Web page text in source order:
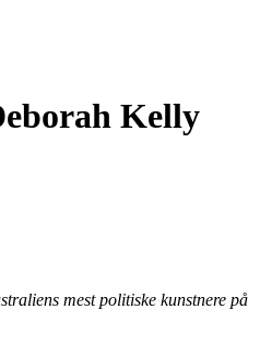
Kelly
mest politiske kunstnere på